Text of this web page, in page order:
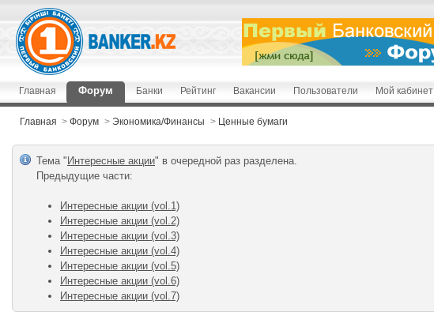
Главная Форум Банки Рейтинг Вакансии Пользователи Мой кабинет
Главная > Форум > Экономика/Финансы > Ценные бумаги
Тема " Интересные акции" в очередной раз разделена.
Предыдущие чаcти:
Интересные акции (vol.1)
Интересные акции (vol.2)
Интересные акции (vol.3)
Интересные акции (vol.4)
Интересные акции (vol.5)
Интересные акции (vol.6)
Интересные акции (vol.7)